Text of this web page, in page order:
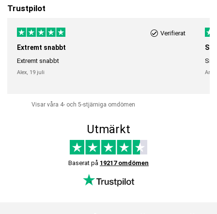
Trustpilot
Verifierat
Extremt snabbt
Extremt snabbt
Alex, 19 juli
Visar våra 4- och 5-stjärniga omdömen
Utmärkt
Baserat på 19217 omdömen